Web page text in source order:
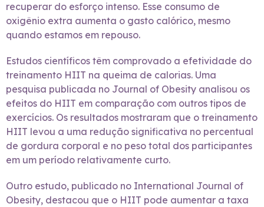
recuperar do esforço intenso. Esse consumo de
oxigênio extra aumenta o gasto calórico, mesmo
quando estamos em repouso.
Estudos científicos têm comprovado a efetividade do
treinamento HIIT na queima de calorias. Uma
pesquisa publicada no Journal of Obesity analisou os
efeitos do HIIT em comparação com outros tipos de
exercícios. Os resultados mostraram que o treinamento
HIIT levou a uma redução significativa no percentual
de gordura corporal e no peso total dos participantes
em um período relativamente curto.
Outro estudo, publicado no International Journal of
Obesity, destacou que o HIIT pode aumentar a taxa